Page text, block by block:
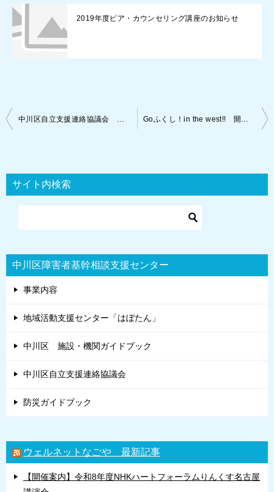
2019年度ピア・カウンセリング講座のお知らせ
投
ビ
ゲ
ョ
ン
中川区自立支援連絡協議会 はぼたんだより 2023年7月号 Goふくし！in the west!! 開催のお知らせ
サイト内検索
中川区障害者基幹相談支援センター
事業内容
地域活動支援センター「はぼたん」
中川区 施設・機関ガイドブック
中川区自立支援連絡協議会
防災ガイドブック
ウェルネットなごや 最新記事
【開催案内】令和8年度NHKハートフォーラムりんくす名古屋